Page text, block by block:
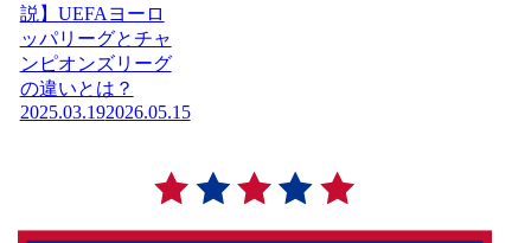
説】UEFAヨーロ
ッパリーグとチャ
ンピオンズリーグ
の違いとは？
2025.03.192026.05.15